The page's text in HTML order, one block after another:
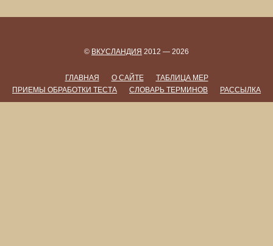
© ВКУСЛАНДИЯ 2012 — 2026
ГЛАВНАЯ О САЙТЕ
ТАБЛИЦА МЕР
ПРИЕМЫ ОБРАБОТКИ ТЕСТА
СЛОВАРЬ ТЕРМИНОВ РАССЫЛКА